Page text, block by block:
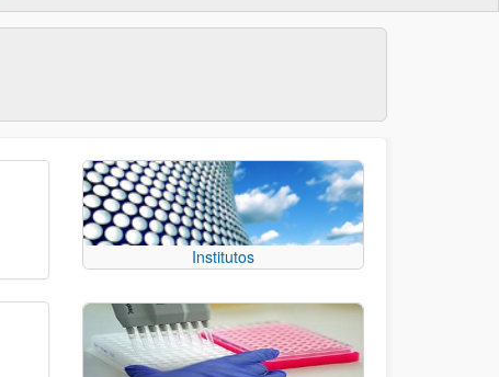
Institutos